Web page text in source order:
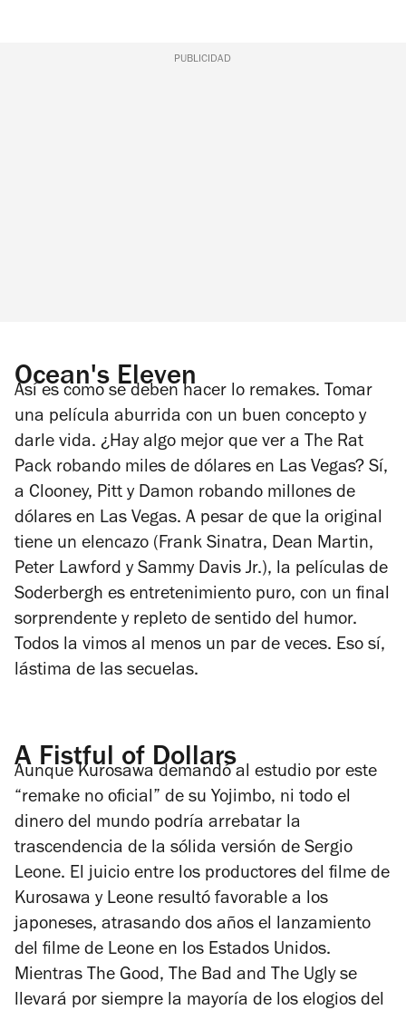
PUBLICIDAD
Ocean's Eleven
Así es como se deben hacer lo remakes. Tomar
una película aburrida con un buen concepto y
darle vida. ¿Hay algo mejor que ver a The Rat
Pack robando miles de dólares en Las Vegas? Sí,
a Clooney, Pitt y Damon robando millones de
dólares en Las Vegas. A pesar de que la original
tiene un elencazo (Frank Sinatra, Dean Martin,
Peter Lawford y Sammy Davis Jr.), la películas de
Soderbergh es entretenimiento puro, con un final
sorprendente y repleto de sentido del humor.
Todos la vimos al menos un par de veces. Eso sí,
lástima de las secuelas.
A Fistful of Dollars
Aunque Kurosawa demandó al estudio por este
“remake no oficial” de su Yojimbo, ni todo el
dinero del mundo podría arrebatar la
trascendencia de la sólida versión de Sergio
Leone. El juicio entre los productores del filme de
Kurosawa y Leone resultó favorable a los
japoneses, atrasando dos años el lanzamiento
del filme de Leone en los Estados Unidos.
Mientras The Good, The Bad and The Uglyse
llevará por siempre la mayoría de los elogios del